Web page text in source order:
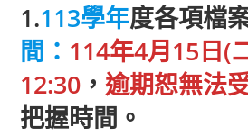
1.113學年度各項檔
間： 114年4月15日(
12:30 ，逾期恕無法
把握時間。